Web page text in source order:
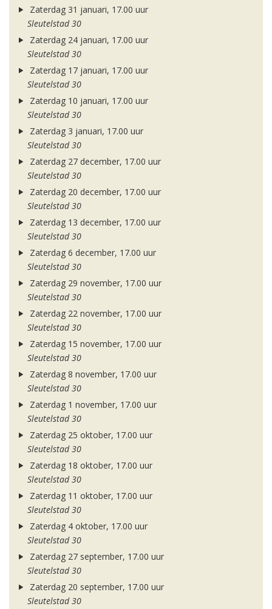
Zaterdag 31 januari, 17.00 uur
Sleutelstad 30
Zaterdag 24 januari, 17.00 uur
Sleutelstad 30
Zaterdag 17 januari, 17.00 uur
Sleutelstad 30
Zaterdag 10 januari, 17.00 uur
Sleutelstad 30
Zaterdag 3 januari, 17.00 uur
Sleutelstad 30
Zaterdag 27 december, 17.00 uur
Sleutelstad 30
Zaterdag 20 december, 17.00 uur
Sleutelstad 30
Zaterdag 13 december, 17.00 uur
Sleutelstad 30
Zaterdag 6 december, 17.00 uur
Sleutelstad 30
Zaterdag 29 november, 17.00 uur
Sleutelstad 30
Zaterdag 22 november, 17.00 uur
Sleutelstad 30
Zaterdag 15 november, 17.00 uur
Sleutelstad 30
Zaterdag 8 november, 17.00 uur
Sleutelstad 30
Zaterdag 1 november, 17.00 uur
Sleutelstad 30
Zaterdag 25 oktober, 17.00 uur
Sleutelstad 30
Zaterdag 18 oktober, 17.00 uur
Sleutelstad 30
Zaterdag 11 oktober, 17.00 uur
Sleutelstad 30
Zaterdag 4 oktober, 17.00 uur
Sleutelstad 30
Zaterdag 27 september, 17.00 uur
Sleutelstad 30
Zaterdag 20 september, 17.00 uur
Sleutelstad 30